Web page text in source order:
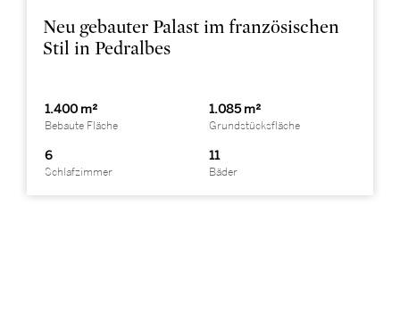
Neu gebauter Palast im französischen
Stil in Pedralbes
1.400 m²
Bebaute Fläche
1.085 m²
Grundstücksfläche
6
Schlafzimmer
11
Bäder